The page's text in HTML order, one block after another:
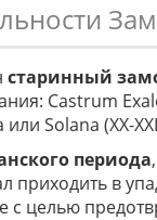
старинный
Castrum
Solana (XX-
периода
приходить в
с целью